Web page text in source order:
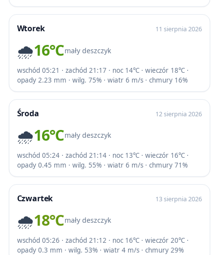
Wtorek 11 sierpnia 2026
🌧️16℃mały deszczyk
wschód 05:21 · zachód 21:17 · noc 14℃ · wieczór 18℃ ·
opady 2.23 mm · wilg. 75% · wiatr 6 m/s · chmury 16%
Środa 12 sierpnia 2026
🌧️16℃mały deszczyk
wschód 05:24 · zachód 21:14 · noc 13℃ · wieczór 16℃ ·
opady 0.45 mm · wilg. 55% · wiatr 6 m/s · chmury 71%
Czwartek 13 sierpnia 2026
🌧️18℃mały deszczyk
wschód 05:26 · zachód 21:12 · noc 16℃ · wieczór 20℃ ·
opady 0.3 mm · wilg. 53% · wiatr 4 m/s · chmury 29%